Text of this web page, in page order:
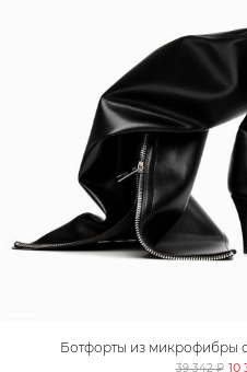
Ботфорты из микрофибры
39 342 ₽ 10